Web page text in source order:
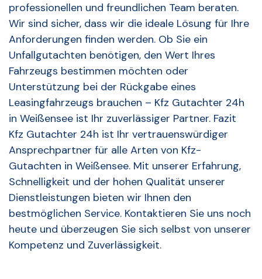
professionellen und freundlichen Team beraten.
Wir sind sicher, dass wir die ideale Lösung für Ihre
Anforderungen finden werden. Ob Sie ein
Unfallgutachten benötigen, den Wert Ihres
Fahrzeugs bestimmen möchten oder
Unterstützung bei der Rückgabe eines
Leasingfahrzeugs brauchen – Kfz Gutachter 24h
in Weißensee ist Ihr zuverlässiger Partner. Fazit
Kfz Gutachter 24h ist Ihr vertrauenswürdiger
Ansprechpartner für alle Arten von Kfz-
Gutachten in Weißensee. Mit unserer Erfahrung,
Schnelligkeit und der hohen Qualität unserer
Dienstleistungen bieten wir Ihnen den
bestmöglichen Service. Kontaktieren Sie uns noch
heute und überzeugen Sie sich selbst von unserer
Kompetenz und Zuverlässigkeit.